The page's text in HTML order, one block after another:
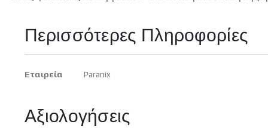
Περισσότερες Πληροφορίες
Περισσότερες
Εταιρεία Paranix
Αξιολογήσεις